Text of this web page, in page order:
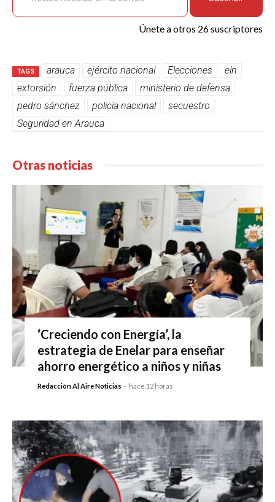
Únete a otros 26 suscriptores
TAGS arauca ejército nacional Elecciones
eln
extorsión
fuerza pública
ministerio de defensa
pedro sánchez
policía nacional
secuestro
Seguridad en Arauca
Otras noticias
‘Creciendo con Energía’, la
estrategia de Enelar para enseñar
ahorro energético a niños y niñas
Redacción Al Aire Noticias - hace 12 horas